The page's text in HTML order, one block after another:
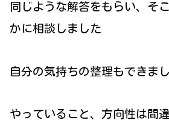
同じような解答をもらい、そ
かに相談しました
自分の気持ちの整理もできまし
やっていること、方向性は間